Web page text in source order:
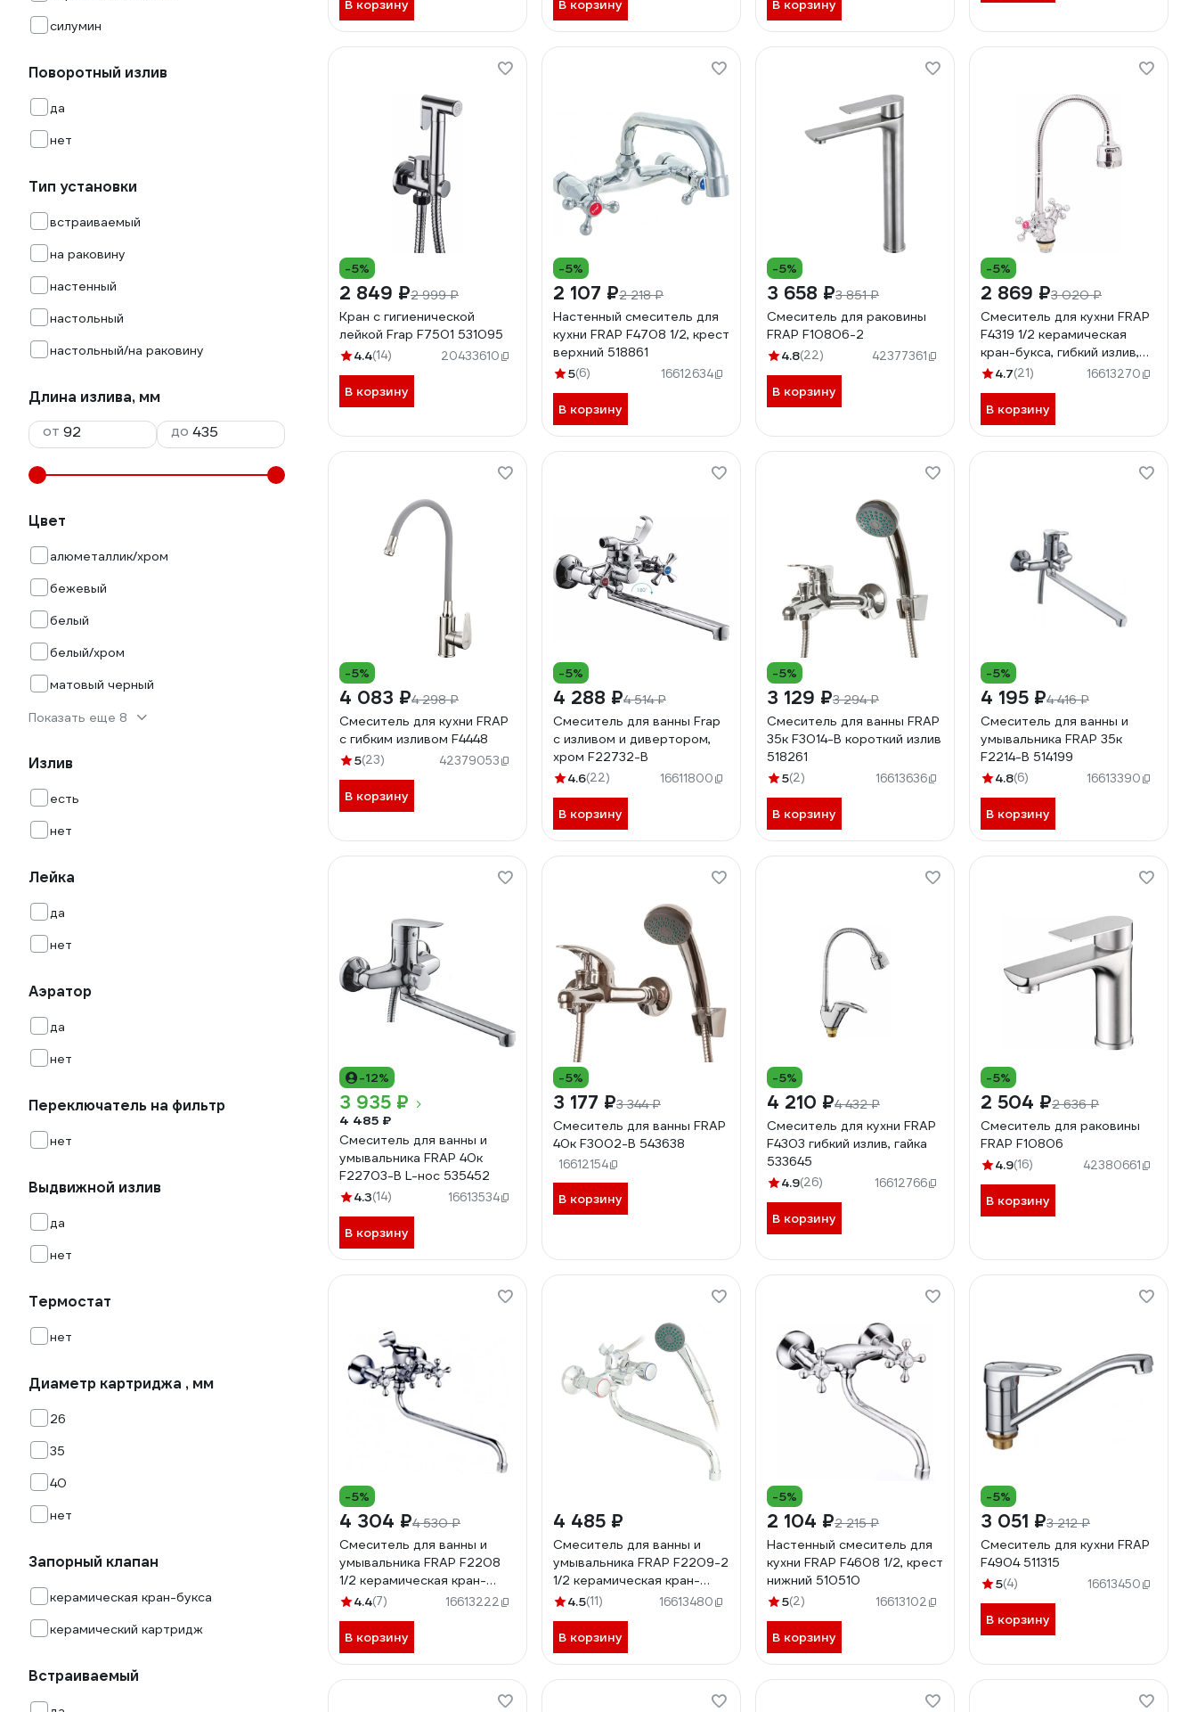
силумин
Поворотный излив
да
нет
Тип установки
встраиваемый
на раковину
настенный
настольный
настольный/на раковину
Длина излива, мм
от
до
Цвет
алюметаллик/хром
бежевый
белый
белый/хром
матовый черный
Показать еще 8
Излив
есть
нет
Лейка
да
нет
Аэратор
да
нет
Переключатель на фильтр
нет
Выдвижной излив
да
нет
Термостат
нет
Диаметр картриджа , мм
26
35
40
нет
Запорный клапан
керамическая кран-букса
керамический картридж
Встраиваемый
В корзину В корзину В корзину
-5%
2 849 ₽2 999 ₽
Кран с гигиенической
лейкой Frap F7501 531095
4.4(14) 20433610
В корзину
-5%
2 107 ₽2 218 ₽
Настенный смеситель для
кухни FRAP F4708 1/2, крест
верхний 518861
5(6) 16612634
В корзину
-5%
3 658 ₽3 851 ₽
Смеситель для раковины
FRAP F10806-2
4.8(22) 42377361
В корзину
-5%
2 869 ₽3 020 ₽
Смеситель для кухни FRAP
F4319 1/2 керамическая
кран-букса, гибкий излив,
гайка 535433
4.7(21) 16613270
В корзину
-5%
4 083 ₽4 298 ₽
Смеситель для кухни FRAP
с гибким изливом F4448
5(23) 42379053
В корзину
-5%
4 288 ₽4 514 ₽
Смеситель для ванны Frap
с изливом и дивертором,
хром F22732-B
4.6(22) 16611800
В корзину
-5%
3 129 ₽3 294 ₽
Смеситель для ванны FRAP
35к F3014-B короткий излив
518261
5(2) 16613636
В корзину
-5%
4 195 ₽4 416 ₽
Смеситель для ванны и
умывальника FRAP 35к
F2214-B 514199
4.8(6) 16613390
В корзину
-12%
3 935 ₽
4 485 ₽
Смеситель для ванны и
умывальника FRAP 40к
F22703-B L-нос 535452
4.3(14) 16613534
В корзину
-5%
3 177 ₽3 344 ₽
Смеситель для ванны FRAP
40к F3002-B 543638
16612154
В корзину
-5%
4 210 ₽4 432 ₽
Смеситель для кухни FRAP
F4303 гибкий излив, гайка
533645
4.9(26) 16612766
В корзину
-5%
2 504 ₽2 636 ₽
Смеситель для раковины
FRAP F10806
4.9(16) 42380661
В корзину
-5%
4 304 ₽4 530 ₽
Смеситель для ванны и
умывальника FRAP F2208
1/2 керамическая кран-
букса, шаровой
509239
4.4(7) 16613222
В корзину
4 485 ₽
Смеситель для ванны и
умывальника FRAP F2209-2
1/2 керамическая кран-
букса, картриджный
4.5(11) 16613480
В корзину
-5%
2 104 ₽2 215 ₽
Настенный смеситель для
кухни FRAP F4608 1/2, крест
нижний 510510
5(2) 16613102
В корзину
-5%
3 051 ₽3 212 ₽
Смеситель для кухни FRAP
F4904 511315
5(4) 16613450
В корзину